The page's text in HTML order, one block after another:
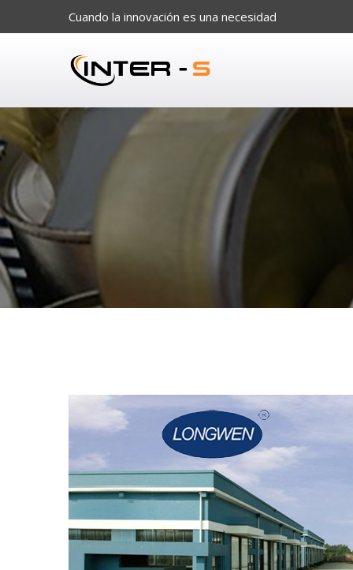
Cuando la innovación es una necesidad